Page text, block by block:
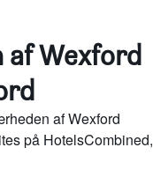
Wexford
af Wexford
på HotelsCombined,